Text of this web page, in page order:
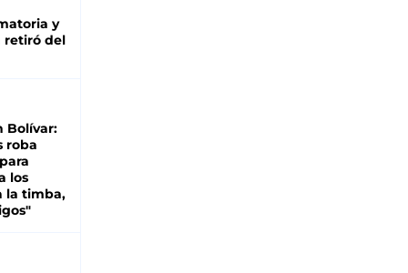
y
retiró del
Bolívar:
roba
los
la timba,